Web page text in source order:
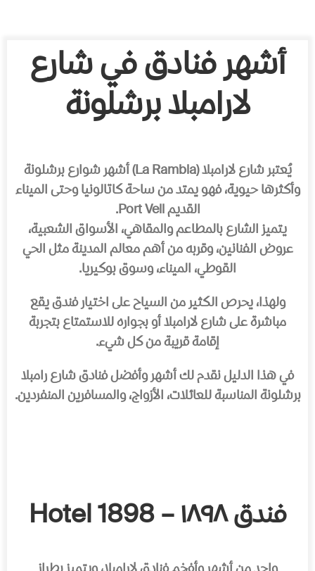
أشهر فنادق في شارع
لارامبلا برشلونة
يُعتبر شارع لارامبلا (La Rambla) أشهر شوارع برشلونة
وأكثرها حيوية، فهو يمتد من ساحة كاتالونيا وحتى الميناء
القديم Port Vell.
يتميز الشارع بالمطاعم والمقاهي، الأسواق الشعبية،
عروض الفنانين، وقربه من أهم معالم المدينة مثل الحي
القوطي، الميناء، وسوق بوكيريا.
ولهذا، يحرص الكثير من السياح على اختيار فندق يقع
مباشرة على شارع لارامبلا أو بجواره للاستمتاع بتجربة
إقامة قريبة من كل شيء.
في هذا الدليل نقدم لك أشهر وأفضل فنادق شارع رامبلا
برشلونة المناسبة للعائلات، الأزواج، والمسافرين المنفردين.
فندق ١٨٩٨ – Hotel 1898